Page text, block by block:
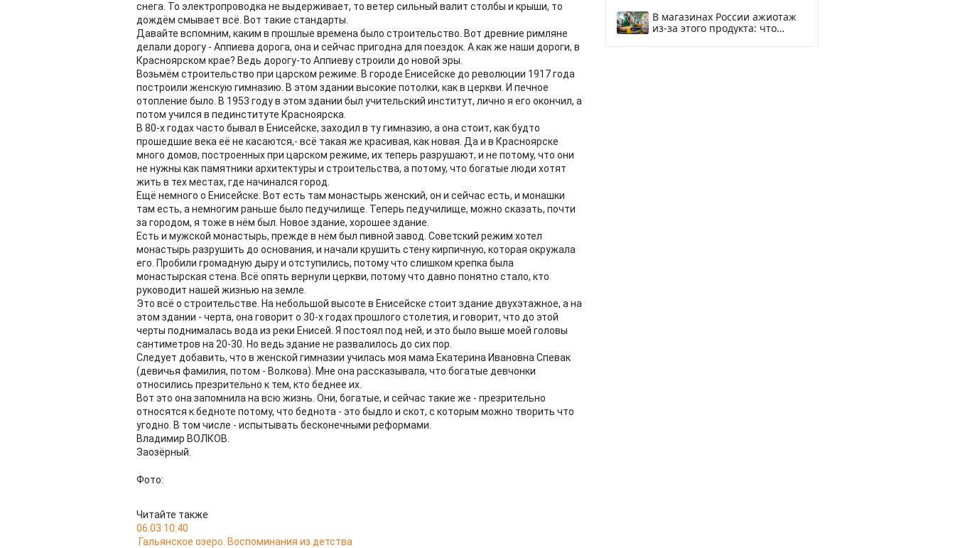
снега. То электропроводка не выдерживает, то ветер сильный валит столбы и крыши, то
дождём смывает всё. Вот такие стандарты.
Давайте вспомним, каким в прошлые времена было строительство. Вот древние римляне
делали дорогу - Аппиева дорога, она и сейчас пригодна для поездок. А как же наши дороги, в
Красноярском крае? Ведь дорогу-то Аппиеву строили до новой эры.
Возьмём строительство при царском режиме. В городе Енисейске до революции 1917 года
построили женскую гимназию. В этом здании высокие потолки, как в церкви. И печное
отопление было. В 1953 году в этом здании был учительский институт, лично я его окончил, а
потом учился в пединституте Красноярска.
В 80-х годах часто бывал в Енисейске, заходил в ту гимназию, а она стоит, как будто
прошедшие века её не касаются,- всё такая же красивая, как новая. Да и в Красноярске
много домов, построенных при царском режиме, их теперь разрушают, и не потому, что они
не нужны как памятники архитектуры и строительства, а потому, что богатые люди хотят
жить в тех местах, где начинался город.
Ещё немного о Енисейске. Вот есть там монастырь женский, он и сейчас есть, и монашки
там есть, а немногим раньше было педучилище. Теперь педучилище, можно сказать, почти
за городом, я тоже в нём был. Новое здание, хорошее здание.
Есть и мужской монастырь, прежде в нём был пивной завод. Советский режим хотел
монастырь разрушить до основания, и начали крушить стену кирпичную, которая окружала
его. Пробили громадную дыру и отступились, потому что слишком крепка была
монастырская стена. Всё опять вернули церкви, потому что давно понятно стало, кто
руководит нашей жизнью на земле.
Это всё о строительстве. На небольшой высоте в Енисейске стоит здание двухэтажное, а на
этом здании - черта, она говорит о 30-х годах прошлого столетия, и говорит, что до этой
черты поднималась вода из реки Енисей. Я постоял под ней, и это было выше моей головы
сантиметров на 20-30. Но ведь здание не развалилось до сих пор.
Следует добавить, что в женской гимназии училась моя мама Екатерина Ивановна Спевак
(девичья фамилия, потом - Волкова). Мне она рассказывала, что богатые девчонки
относились презрительно к тем, кто беднее их.
Вот это она запомнила на всю жизнь. Они, богатые, и сейчас такие же - презрительно
относятся к бедноте потому, что беднота - это быдло и скот, с которым можно творить что
угодно. В том числе - испытывать бесконечными реформами.
Владимир ВОЛКОВ.
Заозёрный.
Фото:
Читайте также
06.03 10:40
Гальянское озеро. Воспоминания из детства
В магазинах России ажиотаж
из-за этого продукта: что